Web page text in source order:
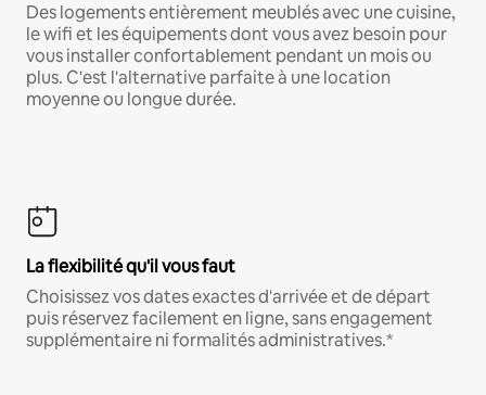
Des logements entièrement meublés avec une cuisine,
le wifi et les équipements dont vous avez besoin pour
vous installer confortablement pendant un mois ou
plus. C'est l'alternative parfaite à une location
moyenne ou longue durée.
La flexibilité qu'il vous faut
Choisissez vos dates exactes d'arrivée et de départ
puis réservez facilement en ligne, sans engagement
supplémentaire ni formalités administratives.*